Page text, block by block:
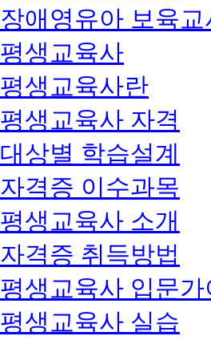
장애영유아 보육
평생교육사
평생교육사란
평생교육사 자격
대상별 학습설계
자격증 이수과목
평생교육사 소개
자격증 취득방법
평생교육사 입문가
평생교육사 실습